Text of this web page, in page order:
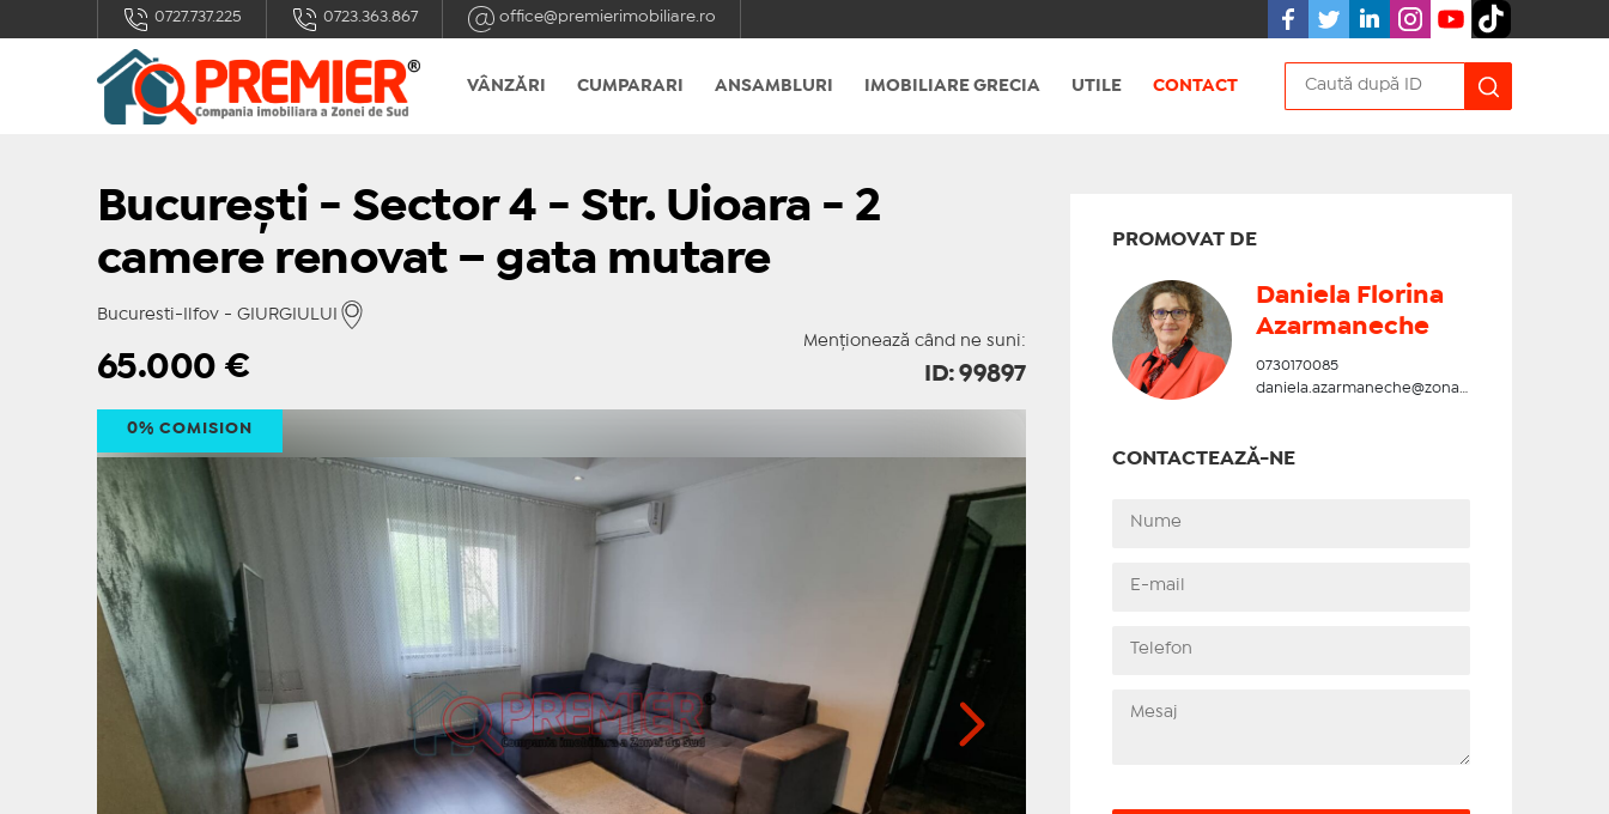
0727.737.225 0723.363.867 office@premierimobiliare.ro
VÂNZĂRI CUMPARARI ANSAMBLURI IMOBILIARE GRECIA UTILE CONTACT
București - Sector 4 - Str. Uioara - 2
camere renovat – gata mutare
Bucuresti-Ilfov - GIURGIULUI
Menționează când ne suni:
65.000€ ID: 99897
0% COMISION
PROMOVAT DE
Daniela Florina
Azarmaneche
0730170085
CONTACTEAZĂ-NE